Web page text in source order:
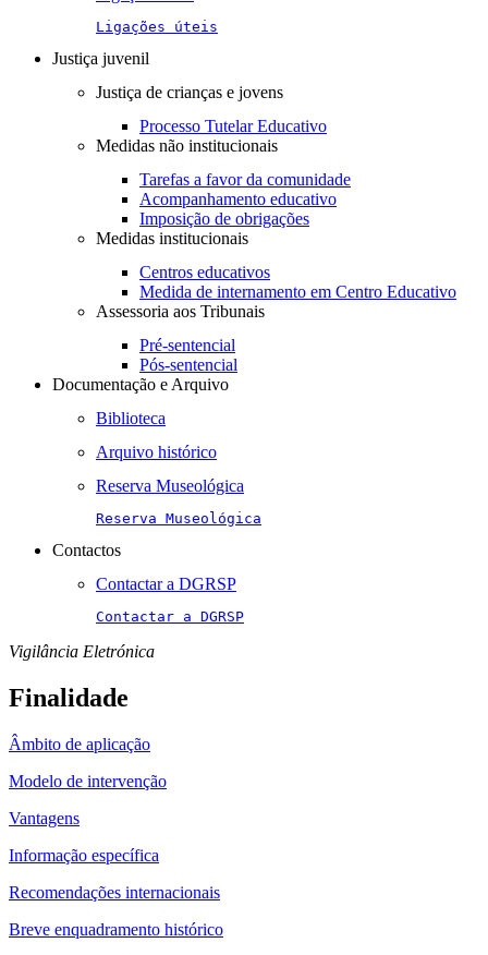
Ligações úteis
Justiça juvenil
Justiça de crianças e jovens
Processo Tutelar Educativo
Medidas não institucionais
Tarefas a favor da comunidade
Acompanhamento educativo
Imposição de obrigações
Medidas institucionais
Centros educativos
Medida de internamento em Centro Educativo
Assessoria aos Tribunais
Pré-sentencial
Pós-sentencial
Documentação e Arquivo
Biblioteca
Arquivo histórico
Reserva Museológica
Reserva Museológica
Contactos
Contactar a DGRSP
Contactar a DGRSP
Vigilância Eletrónica
Finalidade
Âmbito de aplicação
Modelo de intervenção
Vantagens
Informação específica
Recomendações internacionais
Breve enquadramento histórico